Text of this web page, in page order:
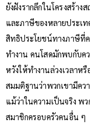
ยังฝังรากลึกในโครงสร้า
และภาษีของหลายประเท
สิทธิประโยชน์ทางภาษีที่
ทำงาน คนโสดมักพบกับค
หวังให้ทำงานล่วงเวลาห
สมมติฐานว่าพวกเขามีคว
แม้ว่าในความเป็นจริง พ
สมาชิกครอบครัวคนอื่น ๆ